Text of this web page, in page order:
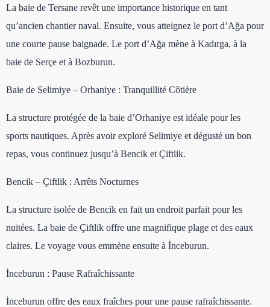
La baie de Tersane revêt une importance historique en tant
qu’ancien chantier naval. Ensuite, vous atteignez le port d’Ağa pour
une courte pause baignade. Le port d’Ağa mène à Kadırga, à la
baie de Serçe et à Bozburun.
Baie de Selimiye – Orhaniye : Tranquillité Côtière
La structure protégée de la baie d’Orhaniye est idéale pour les
sports nautiques. Après avoir exploré Selimiye et dégusté un bon
repas, vous continuez jusqu’à Bencik et Çiftlik.
Bencik – Çiftlik : Arrêts Nocturnes
La structure isolée de Bencik en fait un endroit parfait pour les
nuitées. La baie de Çiftlik offre une magnifique plage et des eaux
claires. Le voyage vous emmène ensuite à İnceburun.
İnceburun : Pause Rafraîchissante
İnceburun offre des eaux fraîches pour une pause rafraîchissante.